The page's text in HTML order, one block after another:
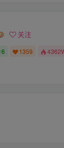
眼睛。”
眼睛，心里
么东西轻轻的
圆了眼睛，定
了过去，几乎
一只！”
关注
6 1359